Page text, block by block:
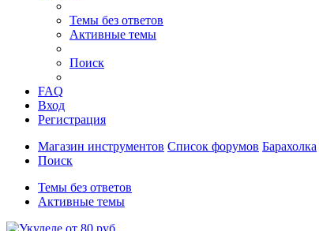
Темы без ответов
Активные темы
Поиск
FAQ
Вход
Регистрация
Магазин инструментов Список форумов Барахолка
Поиск
Темы без ответов
Активные темы